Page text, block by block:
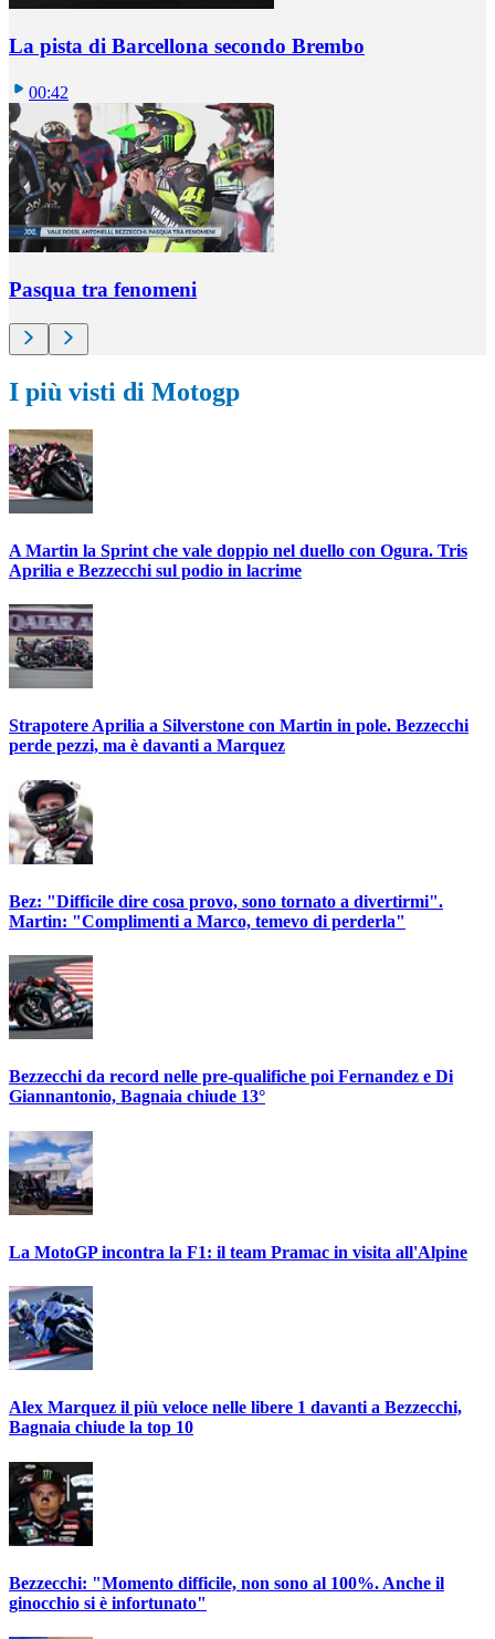
La pista di Barcellona secondo Brembo
00:42
Pasqua tra fenomeni
I più visti di Motogp
A Martin la Sprint che vale doppio nel duello con Ogura. Tris
Aprilia e Bezzecchi sul podio in lacrime
Strapotere Aprilia a Silverstone con Martin in pole. Bezzecchi
perde pezzi, ma è davanti a Marquez
Bez: "Difficile dire cosa provo, sono tornato a divertirmi".
Martin: "Complimenti a Marco, temevo di perderla"
Bezzecchi da record nelle pre-qualifiche poi Fernandez e Di
Giannantonio, Bagnaia chiude 13°
La MotoGP incontra la F1: il team Pramac in visita all'Alpine
Alex Marquez il più veloce nelle libere 1 davanti a Bezzecchi,
Bagnaia chiude la top 10
Bezzecchi: "Momento difficile, non sono al 100%. Anche il
ginocchio si è infortunato"